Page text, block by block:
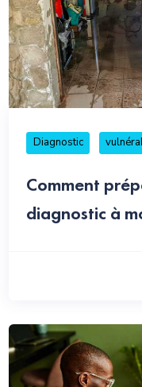
Diagnostic
Comment
diagnostic à